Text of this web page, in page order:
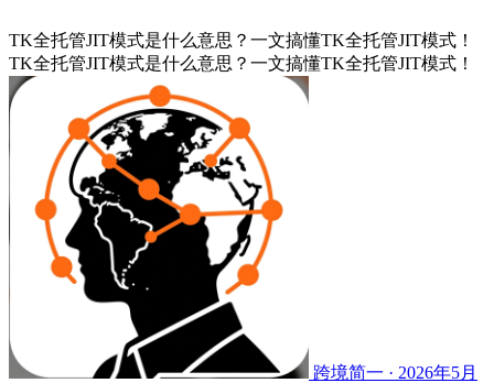
TK全托管JIT模式是什么意思？一文搞懂TK全托管JIT模式！
TK全托管JIT模式是什么意思？一文搞懂TK全托管JIT模式！
跨境简一 · 2026年5月